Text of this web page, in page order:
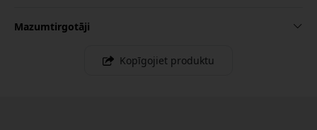
Mazumtirgotāji
Kopīgojiet produktu